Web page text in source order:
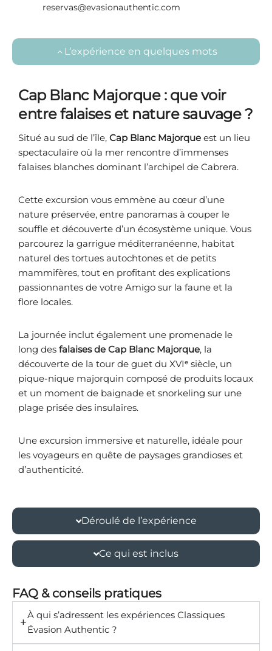
reservas@evasionauthentic.com
L’expérience en quelques mots
Cap Blanc Majorque : que voir
entre falaises et nature sauvage ?
Situé au sud de l’île, Cap Blanc Majorque est un lieu
spectaculaire où la mer rencontre d’immenses
falaises blanches dominant l’archipel de Cabrera.
Cette excursion vous emmène au cœur d’une
nature préservée, entre panoramas à couper le
souffle et découverte d’un écosystème unique. Vous
parcourez la garrigue méditerranéenne, habitat
naturel des tortues autochtones et de petits
mammifères, tout en profitant des explications
passionnantes de votre Amigo sur la faune et la
flore locales.
La journée inclut également une promenade le
long des falaises de Cap Blanc Majorque, la
découverte de la tour de guet du XVIᵉ siècle, un
pique-nique majorquin composé de produits locaux
et un moment de baignade et snorkeling sur une
plage prisée des insulaires.
Une excursion immersive et naturelle, idéale pour
les voyageurs en quête de paysages grandioses et
d’authenticité.
Déroulé de l’expérience
Ce qui est inclus
FAQ & conseils pratiques
À qui s’adressent les expériences Classiques
Évasion Authentic ?